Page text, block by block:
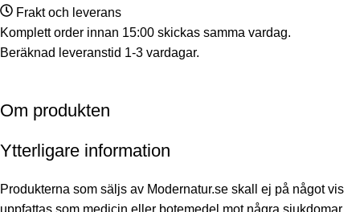
Frakt och leverans
Komplett order innan 15:00 skickas samma vardag.
Beräknad leveranstid 1-3 vardagar.
Om produkten
Ytterligare information
Produkterna som säljs av Modernatur.se skall ej på något vis
uppfattas som medicin eller botemedel mot några sjukdomar